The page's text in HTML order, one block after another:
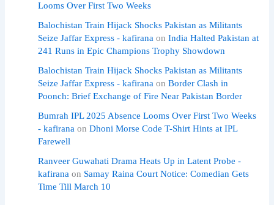
Looms Over First Two Weeks
Balochistan Train Hijack Shocks Pakistan as Militants
Seize Jaffar Express - kafirana onIndia Halted Pakistan at
241 Runs in Epic Champions Trophy Showdown
Balochistan Train Hijack Shocks Pakistan as Militants
Seize Jaffar Express - kafirana onBorder Clash in
Poonch: Brief Exchange of Fire Near Pakistan Border
Bumrah IPL 2025 Absence Looms Over First Two Weeks
- kafirana onDhoni Morse Code T-Shirt Hints at IPL
Farewell
Ranveer Guwahati Drama Heats Up in Latent Probe -
kafirana on Samay Raina Court Notice: Comedian Gets
Time Till March 10